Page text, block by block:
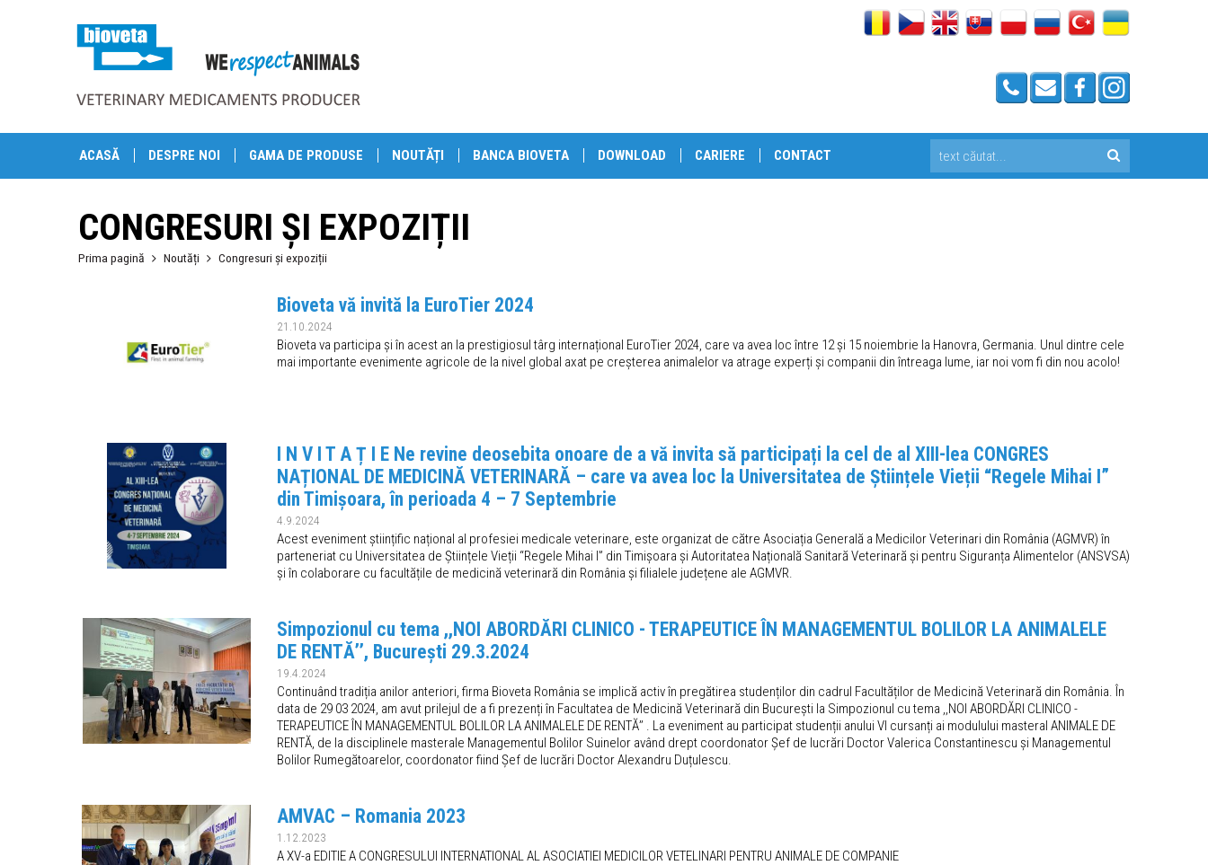
ACASĂ DESPRE NOI GAMA DE PRODUSE NOUTĂȚI BANCA BIOVETA DOWNLOAD CARIERE CONTACT
CONGRESURI ȘI EXPOZIȚII
Prima pagină Noutăți Congresuri și expoziții
Bioveta vă invită la EuroTier 2024
21.10.2024
Bioveta va participa și în acest an la prestigiosul târg internațional EuroTier 2024, care va avea loc între 12 și 15 noiembrie la Hanovra, Germania. Unul dintre cele
mai importante evenimente agricole de la nivel global axat pe creșterea animalelor va atrage experți și companii din întreaga lume, iar noi vom fi din nou acolo!
I N V I T A Ț I E Ne revine deosebita onoare de a vă invita să participați la cel de al XIII-lea CONGRES
NAȚIONAL DE MEDICINĂ VETERINARĂ – care va avea loc la Universitatea de Științele Vieții “Regele Mihai I”
din Timișoara, în perioada 4 – 7 Septembrie
4.9.2024
Acest eveniment științific național al profesiei medicale veterinare, este organizat de către Asociația Generală a Medicilor Veterinari din România (AGMVR) în
parteneriat cu Universitatea de Științele Vieții “Regele Mihai I” din Timișoara și Autoritatea Națională Sanitară Veterinară și pentru Siguranța Alimentelor (ANSVSA)
și în colaborare cu facultățile de medicină veterinară din România și filialele județene ale AGMVR.
Simpozionul cu tema ,,NOI ABORDĂRI CLINICO - TERAPEUTICE ÎN MANAGEMENTUL BOLILOR LA ANIMALELE
DE RENTĂ’’, București 29.3.2024
19.4.2024
Continuând tradiția anilor anteriori, firma Bioveta România se implică activ în pregătirea studenților din cadrul Facultăților de Medicină Veterinară din România. În
data de 29 03 2024, am avut prilejul de a fi prezenți în Facultatea de Medicină Veterinară din București la Simpozionul cu tema ,,NOI ABORDĂRI CLINICO -
TERAPEUTICE ÎN MANAGEMENTUL BOLILOR LA ANIMALELE DE RENTĂ’’ . La eveniment au participat studenții anului VI cursanți ai modulului masteral ANIMALE DE
RENTĂ, de la disciplinele masterale Managementul Bolilor Suinelor având drept coordonator Șef de lucrări Doctor Valerica Constantinescu și Managementul
Bolilor Rumegătoarelor, coordonator fiind Șef de lucrări Doctor Alexandru Duțulescu.
AMVAC – Romania 2023
1.12.2023
A XV-a EDITIE A CONGRESULUI INTERNATIONAL AL ASOCIATIEI MEDICILOR VETELINARI PENTRU ANIMALE DE COMPANIE